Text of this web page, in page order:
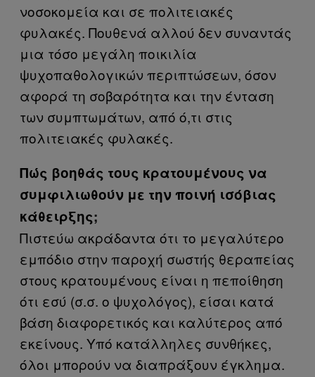
νοσοκομεία και σε πολιτειακές
φυλακές. Πουθενά αλλού δεν συναντάς
μια τόσο μεγάλη ποικιλία
ψυχοπαθολογικών περιπτώσεων, όσον
αφορά τη σοβαρότητα και την ένταση
των συμπτωμάτων, από ό,τι στις
πολιτειακές φυλακές.
Πώς βοηθάς τους κρατουμένους να
συμφιλιωθούν με την ποινή ισόβιας
κάθειρξης;
Πιστεύω ακράδαντα ότι το μεγαλύτερο
εμπόδιο στην παροχή σωστής θεραπείας
στους κρατουμένους είναι η πεποίθηση
ότι εσύ (σ.σ. ο ψυχολόγος), είσαι κατά
βάση διαφορετικός και καλύτερος από
εκείνους. Υπό κατάλληλες συνθήκες,
όλοι μπορούν να διαπράξουν έγκλημα.